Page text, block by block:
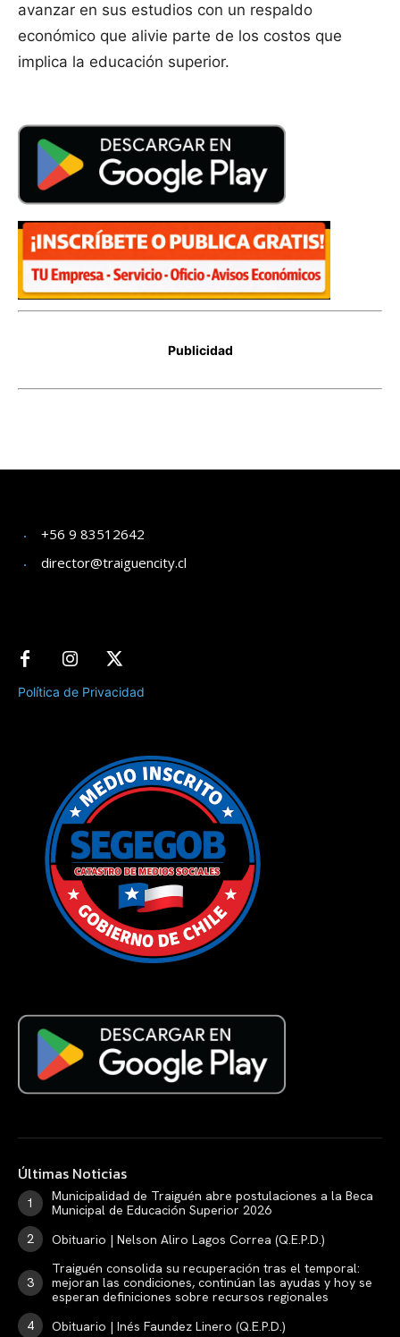
+56 9 83512642
director@traiguencity.cl
Política de Privacidad
Últimas Noticias
Municipalidad de Traiguén abre postulaciones a la Beca
Municipal de Educación Superior 2026
Obituario | Nelson Aliro Lagos Correa (Q.E.P.D.)
Traiguén consolida su recuperación tras el temporal:
mejoran las condiciones, continúan las ayudas y hoy se
esperan definiciones sobre recursos regionales
Obituario | Inés Faundez Linero (Q.E.P.D.)